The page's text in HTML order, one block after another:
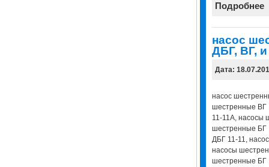
Подробнее
насос
ДБГ, ВГ,
Дата:
насос
шестренные ВГ
11-11А, насосы
шестренные БГ
ДБГ 11-11,
насосы
шестренные БГ